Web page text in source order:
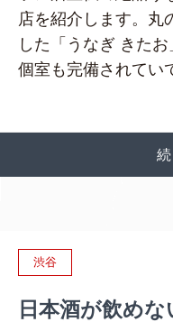
店を紹介します。丸
した「うなぎ きた
個室も完備されて
渋谷
日本酒が飲め